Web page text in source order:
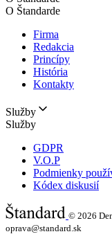
O Štandarde
Firma
Redakcia
Princípy
História
Kontakty
Služby
Služby
GDPR
V.O.P
Podmienky
Kódex diskusií
© 2026
oprava@standard.sk